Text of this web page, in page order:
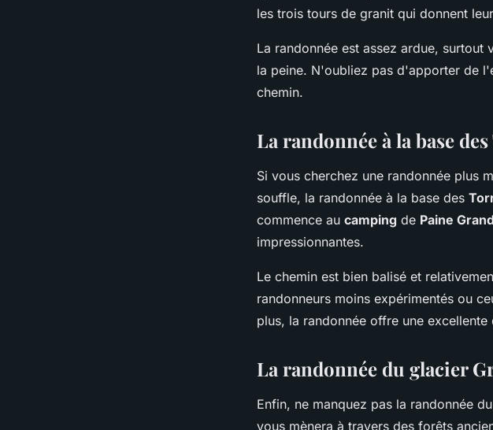
les trois tours de granit qui donnent
La randonnée est assez ardue,
la peine. N'oubliez pas d'apporter de
chemin.
La randonnée à la base
Si vous cherchez une randonnée plus
souffle, la randonnée à la base des
commence au camping de Paine
impressionnantes.
Le chemin est bien balisé et
randonneurs moins expérimentés ou
plus, la randonnée offre une
La randonnée du glacier
Enfin, ne manquez pas la randonnée du
vous mènera à travers des forêts